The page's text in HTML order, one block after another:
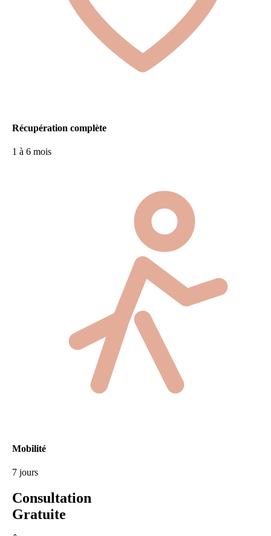
Récupération complète
1 à 6 mois
Mobilité
7 jours
Consultation
Gratuite